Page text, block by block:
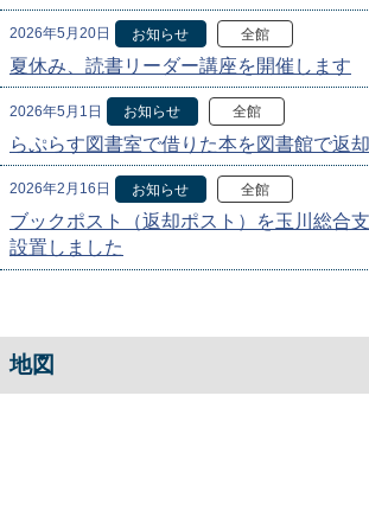
2026年5月20日 お知らせ 全館
夏休み、読書リーダー講座を開催します
2026年5月1日 お知らせ 全館
らぷらす図書室で借りた本を図書館で返
2026年2月16日 お知らせ 全館
ブックポスト（返却ポスト）を玉川総合
設置しました
地図